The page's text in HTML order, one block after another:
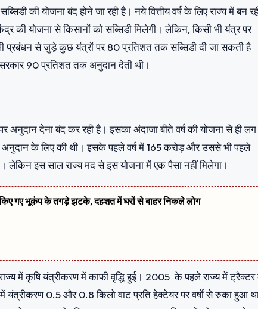
की योजना बंद होने जा रही है। नये वित्तीय वर्ष के लिए राज्य में बन
की योजना से किसानों को सब्सिडी मिलेगी। लेकिन, किसी भी यंत्र पर
प्रबंधन से जुड़े कुछ यंत्रों पर 80 प्रतिशत तक सब्सिडी दी जा सकती है
90 प्रतिशत तक अनुदान देती थी।
देना बंद कर रही है। इसका अंदाजा बीते वर्ष की योजना से ही लग
के लिए की थी। इसके पहले वर्ष में 165 करोड़ और उससे भी पहले
लेकिन इस साल राज्य मद से इस योजना में एक पैसा नहीं मिलेगा।
गए भूकंप के तगड़े झटके, दहशत में घरों से बाहर निकले लोग
में कृषि यंत्रीकरण में काफी वृद्धि हुई। 2005 के पहले राज्य में
0.5 और 0.8 किलो वाट प्रति हेक्टेयर पर वर्षों से रुका हुआ